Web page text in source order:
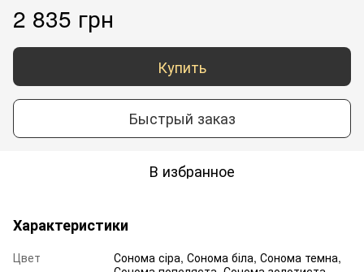
2 835 грн
Купить
Быстрый заказ
В избранное
Характеристики
Цвет
Сонома сіра, Сонома біла, Сонома темна,